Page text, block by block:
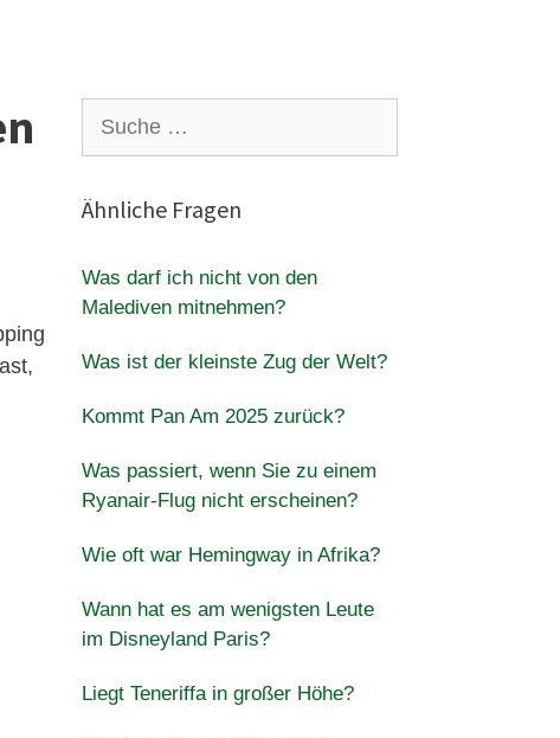
nach:
Ähnliche Fragen
Was darf ich nicht von den
Malediven mitnehmen?
Was ist der kleinste Zug der Welt?
Kommt Pan Am 2025 zurück?
Was passiert, wenn Sie zu einem
Ryanair-Flug nicht erscheinen?
Wie oft war Hemingway in Afrika?
Wann hat es am wenigsten Leute
im Disneyland Paris?
Liegt Teneriffa in großer Höhe?